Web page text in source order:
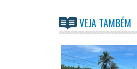
VEJA TAMBÉM